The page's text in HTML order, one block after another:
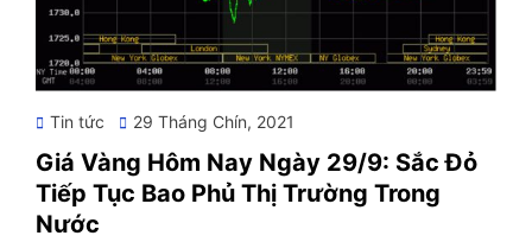
Tin tức
Posted
29 Tháng Chín, 2021
Giá Vàng Hôm Nay Ngày 29/9: Sắc Đỏ
Tiếp Tục Bao Phủ Thị Trường Trong
Nước